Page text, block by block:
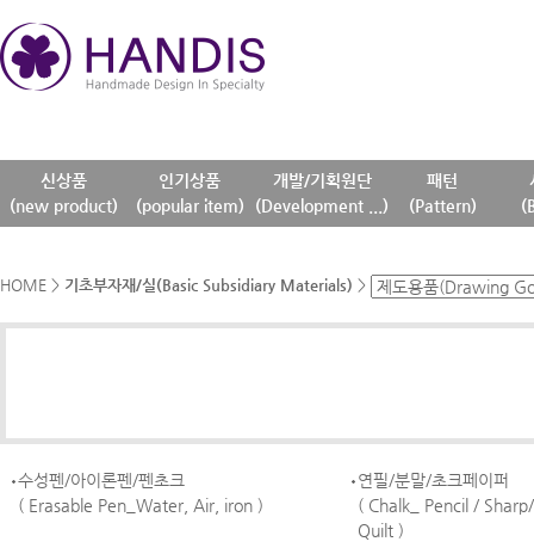
신상품
(new product)
인기상품
(popular item)
개발/기획원단
(Development ...)
패턴
(Pattern)
HOME > 기초부자재/실(Basic Subsidiary Materials) >
수성펜/아이론펜/펜초크
( Erasable Pen_Water, Air, iron )
연필/분말/초크페이퍼
( Chalk_ Pencil /
Quilt )